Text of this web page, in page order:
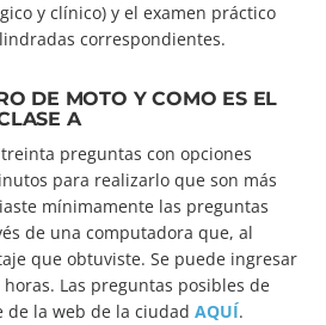
y clínico) y el examen práctico
correspondientes.
DE MOTO Y COMO ES EL
A
preguntas con opciones
para realizarlo que son más
mínimamente las preguntas
de una computadora que, al
que obtuviste. Se puede ingresar
Las preguntas posibles de
de la web de la ciudad AQUÍ.